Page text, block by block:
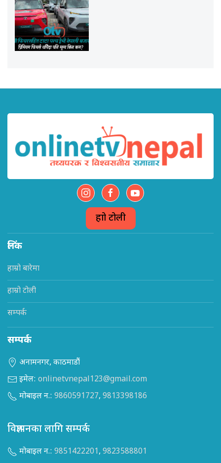
हाम्रो टोली
लिंक
हाम्रो बारेमा
हाम्रो टोली
सम्पर्क
सम्पर्क
अनामनगर, काठमाडौं
इमेल: onlinetvnepal123@gmail.com
मोबाइल न.: 9860591727, 9813398186
विज्ञापनका लागि सम्पर्क
मोबाइल न.: 9851422201, 9823588801